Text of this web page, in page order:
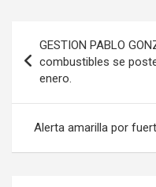
de
entradas
GESTION PABLO
combustibles se
enero.
Alerta amarilla por